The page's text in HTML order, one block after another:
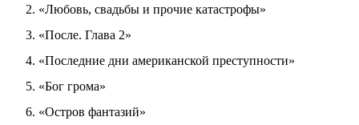
«Любовь, свадьбы и прочие катастрофы»
«После. Глава 2»
«Последние дни американской преступности»
«Бог грома»
«Остров фантазий»